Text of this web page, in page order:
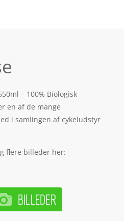
– 100% Biologisk
en af de mange
i samlingen af cykeludstyr
flere billeder her: